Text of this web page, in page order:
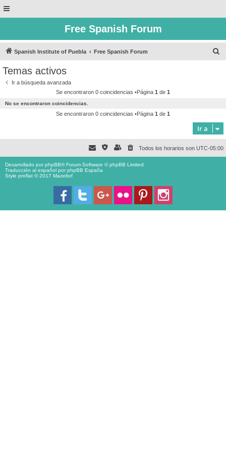
Free Spanish Forum
Spanish Institute of Puebla Free Spanish Forum
Temas activos
Ir a búsqueda avanzada
Se encontraron 0 coincidencias •Página 1 de 1
No se encontraron coincidencias.
Se encontraron 0 coincidencias •Página 1 de 1
Ir a
Todos los horarios son UTC-05:00
Desarrollado porphpBB® Forum Software © phpBB Limited
Traducción al español porphpBB España
Style proflat © 2017 Mazeltof